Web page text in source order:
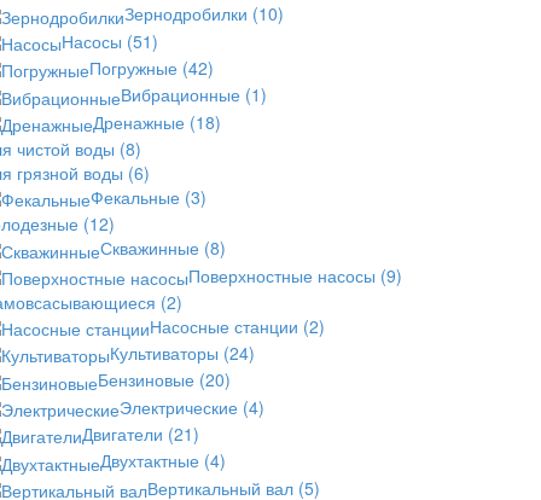
Зернодробилки (10)
Насосы (51)
Погружные (42)
Вибрационные (1)
Дренажные (18)
чистой воды (8)
грязной воды (6)
Фекальные (3)
(12)
Скважинные (8)
Поверхностные насосы (9)
(2)
Насосные станции (2)
Культиваторы (24)
Бензиновые (20)
Электрические (4)
Двигатели (21)
Двухтактные (4)
Вертикальный вал (5)